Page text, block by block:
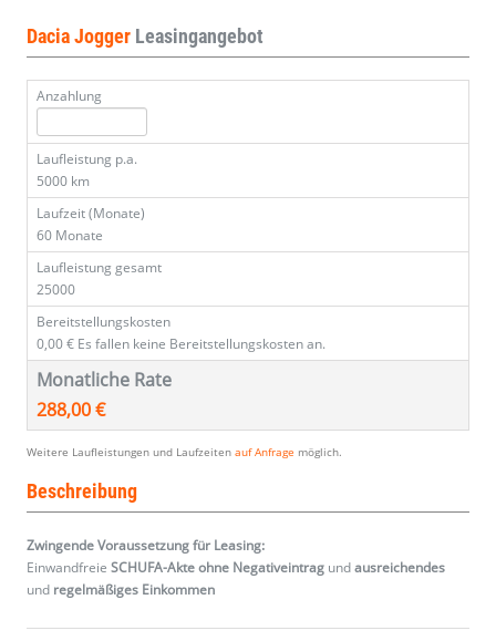
Dacia Jogger Leasingangebot
Anzahlung
Laufleistung p.a.
5000 km
Laufzeit (Monate)
60 Monate
Laufleistung gesamt
25000
Bereitstellungskosten
0,00 € Es fallen keine Bereitstellungskosten an.
Monatliche Rate
288,00 €
Weitere Laufleistungen und Laufzeiten auf Anfrage möglich.
Beschreibung
Zwingende Voraussetzung für Leasing:
Einwandfreie SCHUFA-Akte ohne Negativeintrag undausreichendes
und regelmäßiges Einkommen